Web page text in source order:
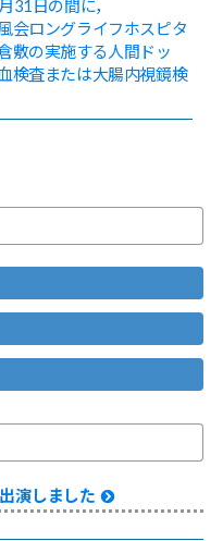
31日の間に，
会ロングライフホスピタ
敷の実施する人間ドッ
検査または大腸内視鏡検
演しました